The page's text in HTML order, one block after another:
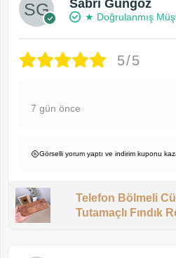
Sabri Güngöz
★ Doğrulanmış
5/5
7 gün önce
Görselli yorum yaptı ve indirim kuponu
Telefon Bölmeli
Tutamaçlı Fındık